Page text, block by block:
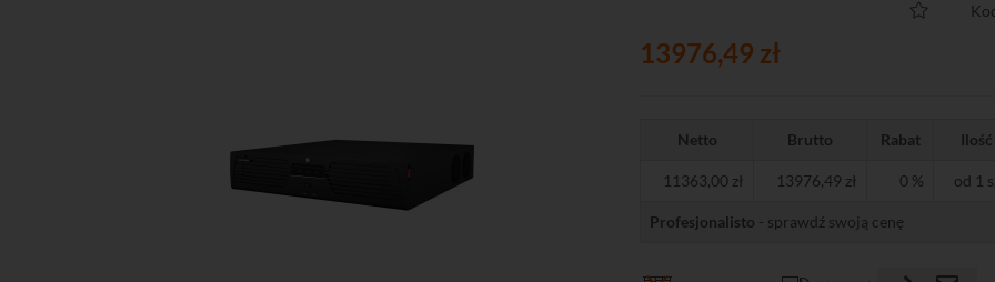
13976,49 zł
Netto Brutto Rabat Ilość
11363,00 zł 13976,49 zł 0 % od 1
Profesjonalisto - sprawdź swoją cenę